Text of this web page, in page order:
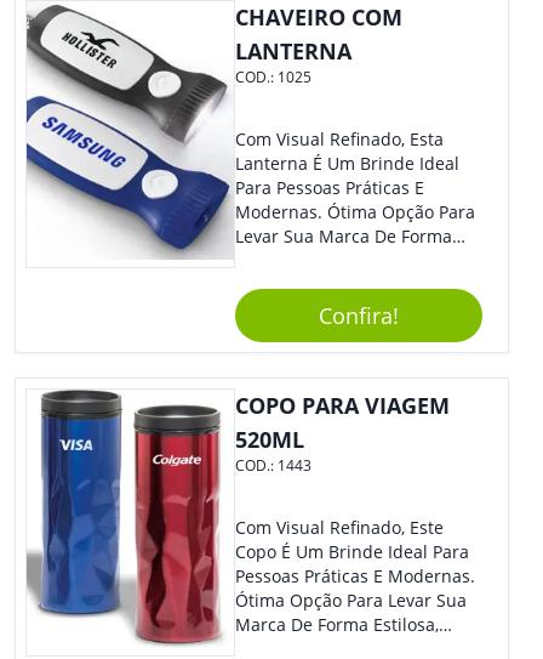
CHAVEIRO COM
LANTERNA
COD.: 1025
Com Visual Refinado, Esta
Lanterna É Um Brinde Ideal
Para Pessoas Práticas E
Modernas. Ótima Opção Para
Levar Sua Marca De Forma
Sua Empresa Em Eventos,
Reuniões Corporativas Ou Até
Mesmo Para Presentear
Colaboradores E Parceiros De
Sua Empresa.
Confira!
COPO PARA VIAGEM
520ML
COD.: 1443
Com Visual Refinado, Este
Copo É Um Brinde Ideal Para
Pessoas Práticas E Modernas.
Ótima Opção Para Levar Sua
Marca De Forma Estilosa,